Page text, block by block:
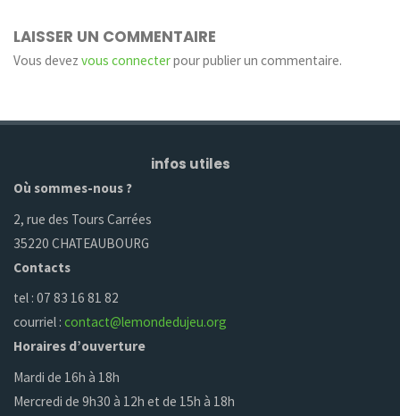
LAISSER UN COMMENTAIRE
Vous devezvous connecterpour publier un commentaire.
infos utiles
Où sommes-nous ?
2, rue des Tours Carrées
35220 CHATEAUBOURG
Contacts
tel : 07 83 16 81 82
courriel :contact@lemondedujeu.org
Horaires d’ouverture
Mardi de 16h à 18h
Mercredi de 9h30 à 12h et de 15h à 18h